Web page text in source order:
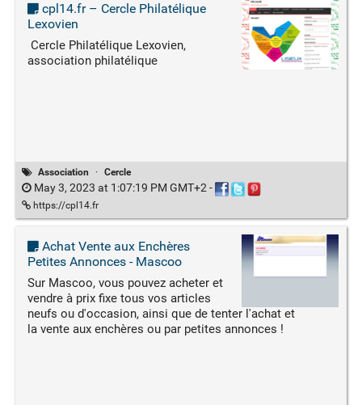
cpl14.fr – Cercle Philatélique
Lexovien
Cercle Philatélique Lexovien,
association philatélique
Association · Cercle
May 3, 2023 at 1:07:19 PM GMT+2-
https://cpl14.fr
Achat Vente aux Enchères
Petites Annonces - Mascoo
Sur Mascoo, vous pouvez acheter et
vendre à prix fixe tous vos articles
neufs ou d'occasion, ainsi que de tenter l'achat et
la vente aux enchères ou par petites annonces !